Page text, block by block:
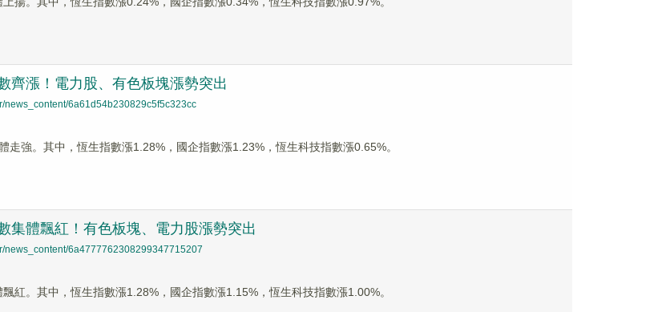
齊漲！電力股、有色板塊漲勢突出
news_content/6a61d54b230829c5f5c323cc
走強。其中，恆生指數漲1.28%，國企指數漲1.23%，恆生科技指數漲0.65%。
集體飄紅！有色板塊、電力股漲勢突出
news_content/6a4777762308299347715207
紅。其中，恆生指數漲1.28%，國企指數漲1.15%，恆生科技指數漲1.00%。